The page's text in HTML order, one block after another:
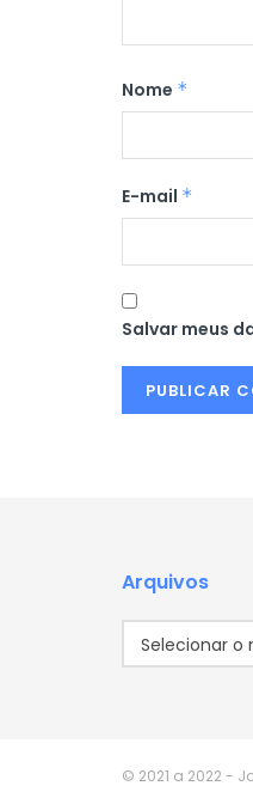
Nome *
E-mail *
Salvar meus
Arquivos
Arquivos
Selecionar o
© 2021 a 2022 -